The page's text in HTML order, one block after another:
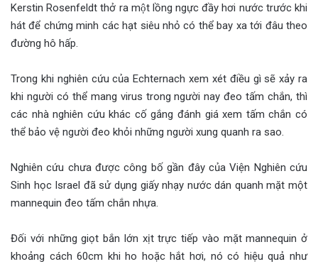
Kerstin Rosenfeldt thở ra một lồng ngực đầy hơi nước trước khi
hát để chứng minh các hạt siêu nhỏ có thể bay xa tới đâu theo
đường hô hấp.
Trong khi nghiên cứu của Echternach xem xét điều gì sẽ xảy ra
khi người có thể mang virus trong người nay đeo tấm chắn, thì
các nhà nghiên cứu khác cố gắng đánh giá xem tấm chắn có
thể bảo vệ người đeo khỏi những người xung quanh ra sao.
Nghiên cứu chưa được công bố gần đây của Viện Nghiên cứu
Sinh học Israel đã sử dụng giấy nhạy nước dán quanh mặt một
mannequin đeo tấm chắn nhựa.
Đối với những giọt bắn lớn xịt trực tiếp vào mặt mannequin ở
khoảng cách 60cm khi ho hoặc hắt hơi, nó có hiệu quả như